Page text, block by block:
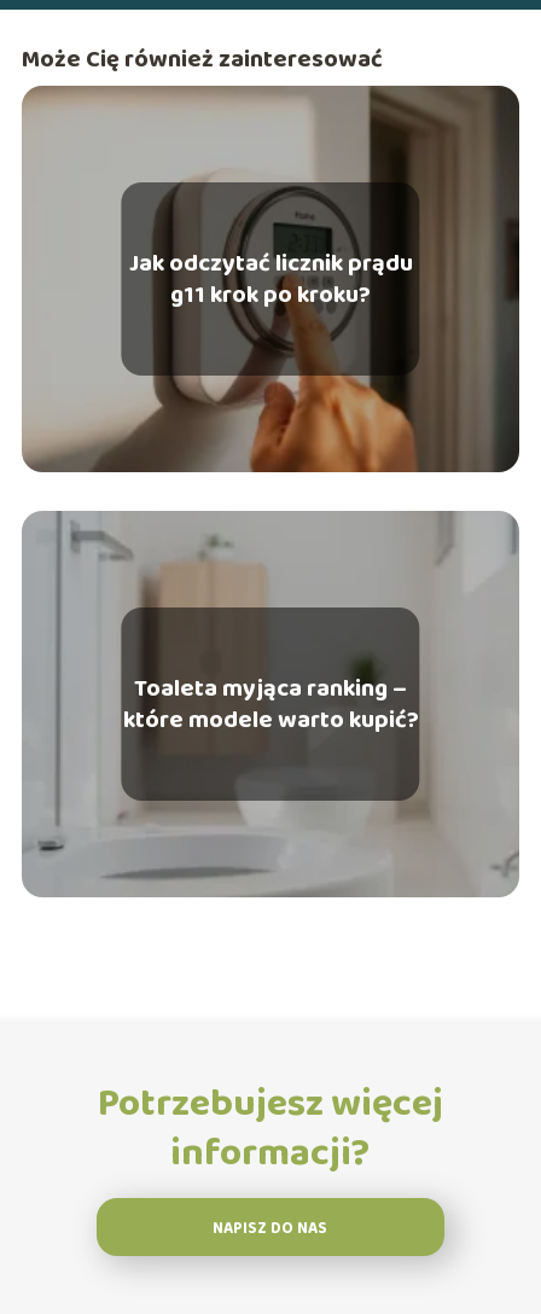
Może Cię również zainteresować
Jak odczytać licznik prądu
g11 krok po kroku?
Toaleta myjąca ranking –
które modele warto kupić?
Potrzebujesz więcej
informacji?
NAPISZ DO NAS